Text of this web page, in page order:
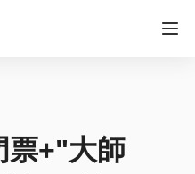
票+"大師